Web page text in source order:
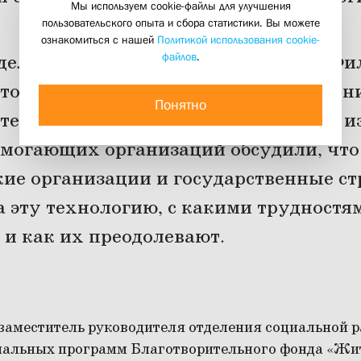
02 июля 2026
социальной работы Свято-
экспертный семинар
организаций». Участники
организаций обсудили,
организации и государственные
эту технологию, с какими
как их преодолевают.
руководителя отделения
программ Благотворительного фонда
Мы используем cookie-файлы для улучшения
пользовательского опыта и сбора статистики. Вы можете
ознакомиться с нашей Политикой использования cookie-
файлов.
Понятно